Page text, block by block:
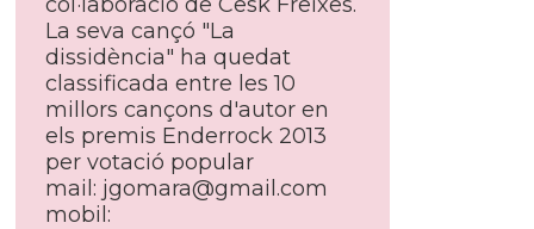
La seva cançó "La
dissidència" ha quedat
classificada entre les 10
millors cançons d'autor en
els premis Enderrock 2013
per votació popular
mail: jgomara@gmail.com
mobil: